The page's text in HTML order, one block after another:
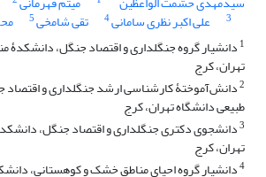
3 علی اکبر نظری سامانی4 تقی شامخی5
1 دانشیار گروه جنگلداری و اقتصاد جنگل، دانشکدۀ
تهران، کرج
2دانش‌آموختۀ کارشناسی ارشد جنگلداری و اقتصاد
طبیعی دانشگاه تهران، کرج
3دانشجوی دکتری جنگلداری و اقتصاد جنگل،
تهران، کرج
4دانشیار گروه احیای مناطق خشک و کوهستانی،